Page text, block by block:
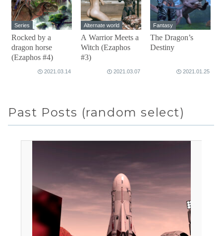
Series
Rocked by a
dragon horse
(Ezaphos #4)
2021.03.14
Alternate world
A Warrior Meets a
Witch (Ezaphos
#3)
2021.03.07
Fantasy
The Dragon’s
Destiny
2021.01.25
Past Posts (random select)